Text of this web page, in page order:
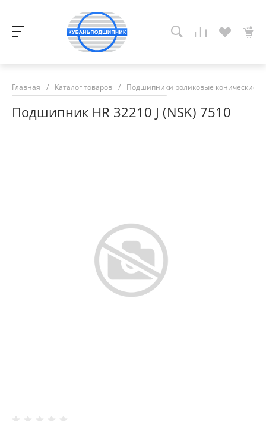
Главная / Каталог товаров / Подшипники роликовые конические
Подшипник HR 32210 J (NSK) 7510